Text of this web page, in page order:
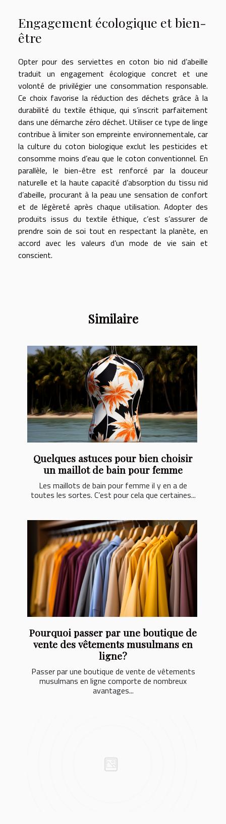
Engagement écologique et bien-
être
Opter pour des serviettes en coton bio nid d’abeille
traduit un engagement écologique concret et une
volonté de privilégier une consommation responsable.
Ce choix favorise la réduction des déchets grâce à la
durabilité du textile éthique, qui s’inscrit parfaitement
dans une démarche zéro déchet. Utiliser ce type de linge
contribue à limiter son empreinte environnementale, car
la culture du coton biologique exclut les pesticides et
consomme moins d’eau que le coton conventionnel. En
parallèle, le bien-être est renforcé par la douceur
naturelle et la haute capacité d’absorption du tissu nid
d’abeille, procurant à la peau une sensation de confort
et de légèreté après chaque utilisation. Adopter des
produits issus du textile éthique, c’est s’assurer de
prendre soin de soi tout en respectant la planète, en
accord avec les valeurs d’un mode de vie sain et
conscient.
Similaire
Quelques astuces pour bien choisir
un maillot de bain pour femme
Les maillots de bain pour femme il y en a de
toutes les sortes. C’est pour cela que certaines...
Pourquoi passer par une boutique de
vente des vêtements musulmans en
ligne?
Passer par une boutique de vente de vêtements
musulmans en ligne comporte de nombreux
avantages...